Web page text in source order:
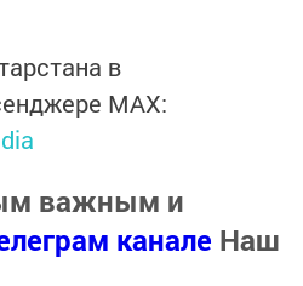
в
MАХ:
важным и
канале Наш